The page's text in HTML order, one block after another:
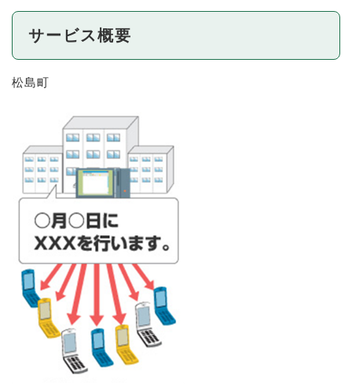
サービス概要
松島町